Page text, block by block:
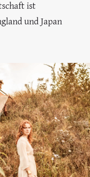
ist
und Japan